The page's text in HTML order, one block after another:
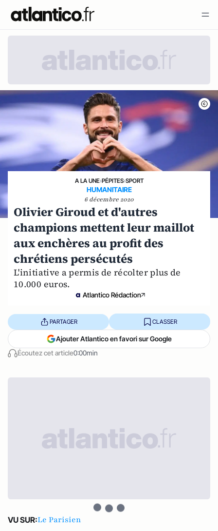
A LA UNE›PÉPITES›SPORT
HUMANITAIRE
6 décembre 2020
Olivier Giroud et d'autres
champions mettent leur maillot
aux enchères au profit des
chrétiens persécutés
L'initiative a permis de récolter plus de
10.000 euros.
Atlantico Rédaction
Écoutez cet article0:00min
PARTAGER CLASSER
Ajouter Atlantico en favori sur Google
VU SUR:Le Parisien